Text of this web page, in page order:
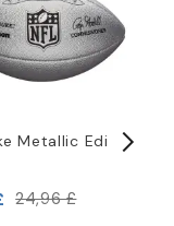
Metallic Edition
24,96 £